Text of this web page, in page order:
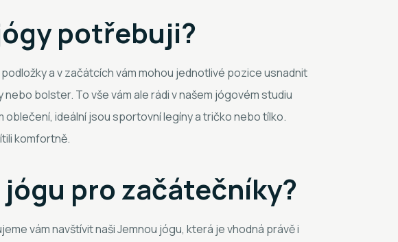
potřebuji?
a v začátcích vám mohou jednotlivé pozice usnadnit
bolster. To vše vám ale rádi v našem jógovém studiu
oblečení, ideální jsou sportovní legíny a tričko nebo tílko.
komfortně.
jógu pro začátečníky?
vám navštívit naši Jemnou jógu, která je vhodná právě i